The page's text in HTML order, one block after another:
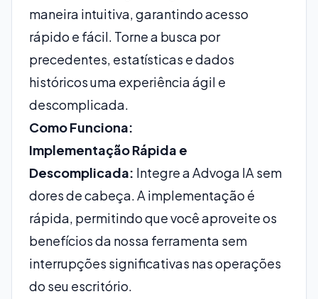
maneira intuitiva, garantindo acesso
rápido e fácil. Torne a busca por
precedentes, estatísticas e dados
históricos uma experiência ágil e
descomplicada.
Como Funciona:
Implementação Rápida e
Descomplicada: Integre a Advoga IA sem
dores de cabeça. A implementação é
rápida, permitindo que você aproveite os
benefícios da nossa ferramenta sem
interrupções significativas nas operações
do seu escritório.